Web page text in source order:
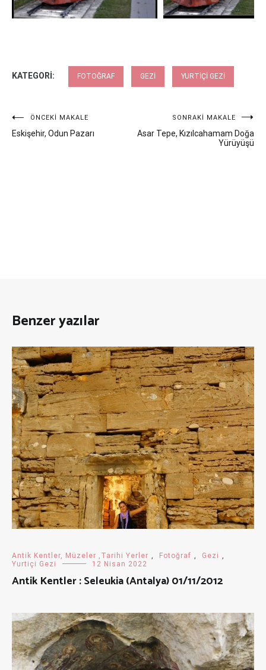
KATEGORI: FOTOĞRAF GEZI YURTIÇI GEZI
Yazı
gezinmesi
ÖNCEKI MAKALE
Eskişehir, Odun Pazarı
SONRAKI MAKALE
Asar Tepe, Kızılcahamam Doğa
Yürüyüşü
Benzer yazılar
Antik Kentler, Müzeler ,Tarihi Yerler , Fotoğraf , Gezi ,
Yurtiçi Gezi
12 Nisan 2022
Antik Kentler : Seleukia (Antalya) 01/11/2012